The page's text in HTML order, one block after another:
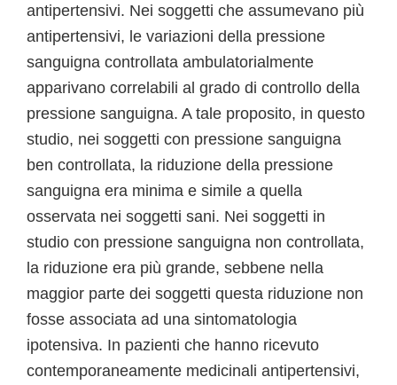
antipertensivi. Nei soggetti che assumevano più
antipertensivi, le variazioni della pressione
sanguigna controllata ambulatorialmente
apparivano correlabili al grado di controllo della
pressione sanguigna. A tale proposito, in questo
studio, nei soggetti con pressione sanguigna
ben controllata, la riduzione della pressione
sanguigna era minima e simile a quella
osservata nei soggetti sani. Nei soggetti in
studio con pressione sanguigna non controllata,
la riduzione era più grande, sebbene nella
maggior parte dei soggetti questa riduzione non
fosse associata ad una sintomatologia
ipotensiva. In pazienti che hanno ricevuto
contemporaneamente medicinali antipertensivi,